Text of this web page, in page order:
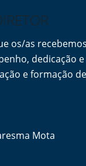
os/as
dedicação
e formação
Mota